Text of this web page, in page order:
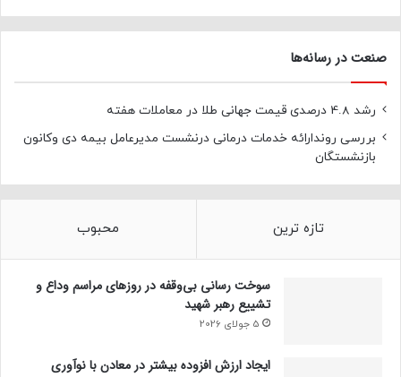
صنعت در رسانه‌ها
رشد 4.8 درصدی قیمت جهانی طلا در معاملات هفته
بررسی روندارائه خدمات درمانی درنشست مدیرعامل بیمه دی وکانون
بازنشستگان
تازه ترین محبوب
سوخت رسانی بی‌وقفه در روز‌های مراسم وداع و
تشییع رهبر شهید
5 جولای 2026
ایجاد ارزش افزوده بیشتر در معادن با نوآوری